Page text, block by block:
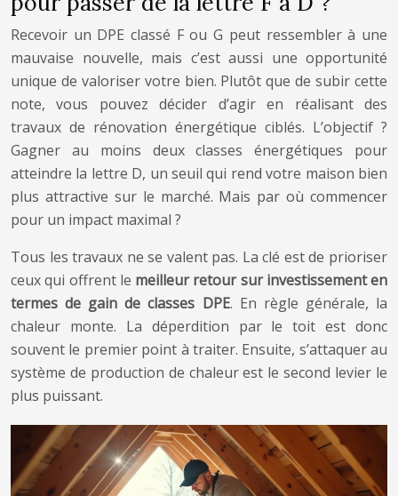
Recevoir un DPE classé F ou G peut ressembler à une
mauvaise nouvelle, mais c’est aussi une opportunité
unique de valoriser votre bien. Plutôt que de subir cette
note, vous pouvez décider d’agir en réalisant des
travaux de rénovation énergétique ciblés. L’objectif ?
Gagner au moins deux classes énergétiques pour
atteindre la lettre D, un seuil qui rend votre maison bien
plus attractive sur le marché. Mais par où commencer
pour un impact maximal ?
Tous les travaux ne se valent pas. La clé est de prioriser
ceux qui offrent le meilleur retour sur investissement en
termes de gain de classes DPE. En règle générale, la
chaleur monte. La déperdition par le toit est donc
souvent le premier point à traiter. Ensuite, s’attaquer au
système de production de chaleur est le second levier le
plus puissant.